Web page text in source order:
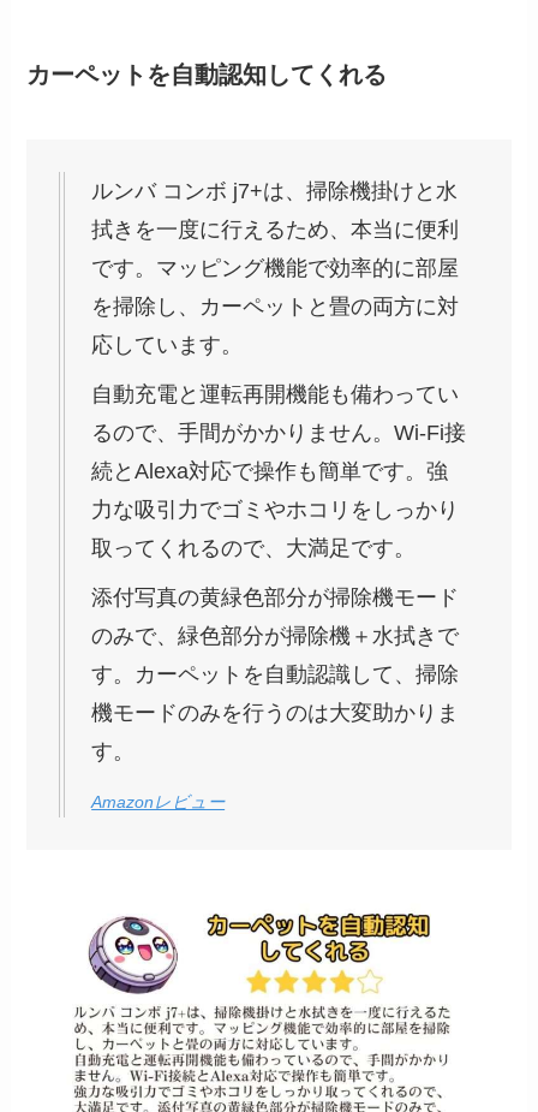
カーペットを自動認知してくれる
ルンバ コンボ j7+は、掃除機掛けと水
拭きを一度に行えるため、本当に便利
です。マッピング機能で効率的に部屋
を掃除し、カーペットと畳の両方に対
応しています。
自動充電と運転再開機能も備わってい
るので、手間がかかりません。Wi-Fi接
続とAlexa対応で操作も簡単です。強
力な吸引力でゴミやホコリをしっかり
取ってくれるので、大満足です。
添付写真の黄緑色部分が掃除機モード
のみで、緑色部分が掃除機＋水拭きで
す。カーペットを自動認識して、掃除
機モードのみを行うのは大変助かりま
す。
Amazonレビュー